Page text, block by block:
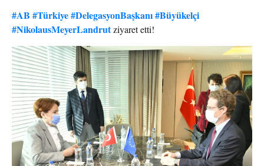
#AB #Türkiye#DelegasyonBaşkanı#Büyükelçi
#NikolausMeyerLandrutziyaret etti!